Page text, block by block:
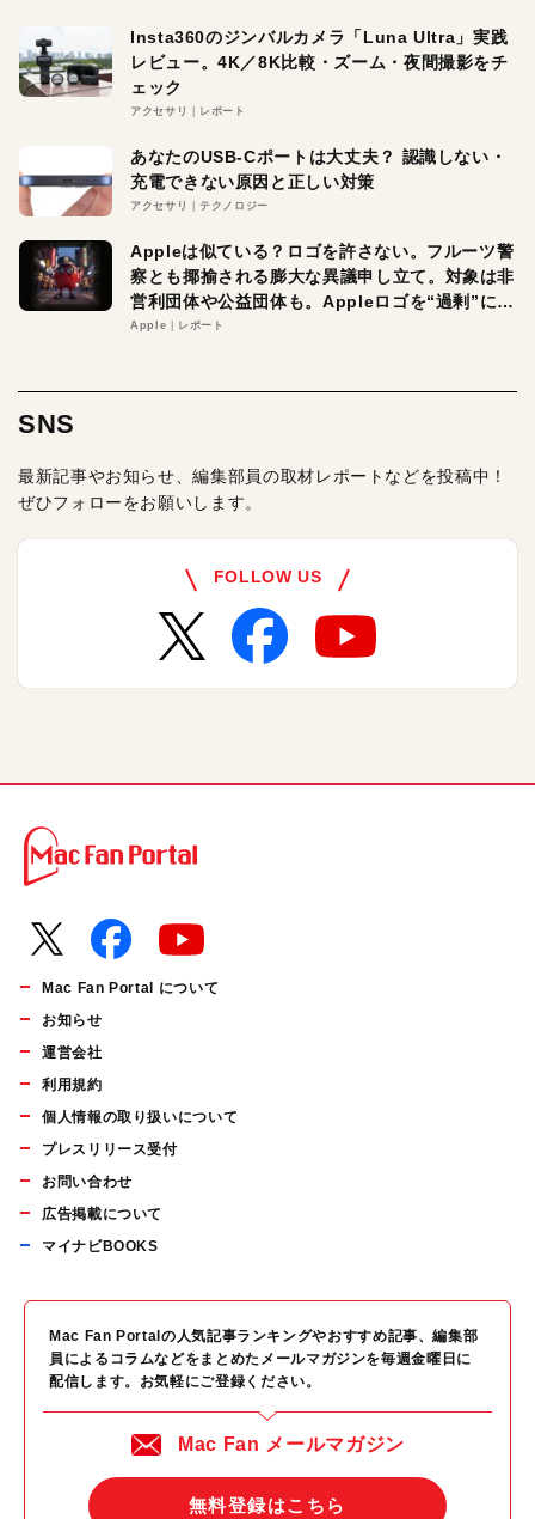
Insta360のジンバルカメラ「Luna Ultra」実践
レビュー。4K／8K比較・ズーム・夜間撮影をチ
ェック
アクセサリ レポート
あなたのUSB-Cポートは大丈夫？ 認識しない・
充電できない原因と正しい対策
アクセサリ テクノロジー
Appleは似ている？ロゴを許さない。フルーツ警
察とも揶揄される膨大な異議申し立て。対象は非
営利団体や公益団体も。Appleロゴを“過剰”に守
る理由とは
Apple レポート
SNS
最新記事やお知らせ、編集部員の取材レポートなどを投稿中！
ぜひフォローをお願いします。
FOLLOW US
Mac Fan Portal について
お知らせ
運営会社
利用規約
個人情報の取り扱いについて
プレスリリース受付
お問い合わせ
広告掲載について
マイナビBOOKS
Mac Fan Portalの人気記事ランキングやおすすめ記事、編集部
員によるコラムなどをまとめたメールマガジンを毎週金曜日に
配信します。お気軽にご登録ください。
Mac Fan メールマガジン
無料登録はこちら